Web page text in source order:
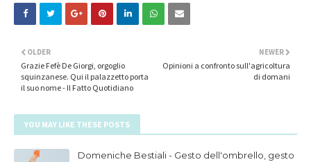
NEWER
Opinioni a confronto sull'agricoltura
di domani
OLDER
Grazie Fefè De Giorgi, orgoglio
squinzanese. Qui il palazzetto porta
il suo nome - Il Fatto Quotidiano
YOU MAY LIKE THESE POSTS
Domeniche Bestiali - Gesto dell'ombrello, gesto